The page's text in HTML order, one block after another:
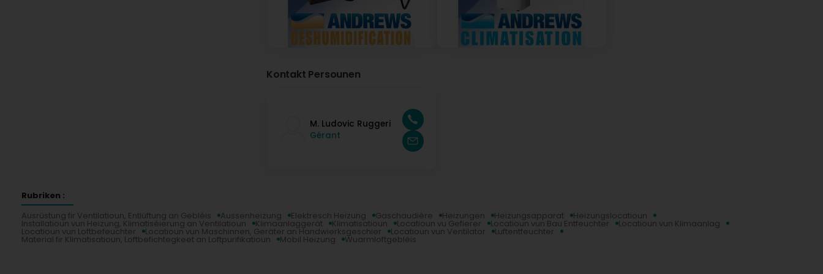
Hochleistung Klimaanlage
Ventilation
Industrielle Ventilatoren
Luftentfeuchtung
Kondensationstrockner mieten
Kontakt Persounen
M. Ludovic Ruggeri
Gérant
Rubriken :
Ausrüstung fir Ventilatioun, Entlüftung an Gebléis
Aussenheizung Elektresch Heizung Gaschaudière Heizungen Heizungsapparat Heizungslocatioun
Installatioun vun Heizung, Klimatiséierung an Ventilatioun Klimaanlaggerät Klimatisatioun Locatioun vu Gefierer Locatioun vun Bau Entfeuchter Locatioun vun Klimaanlag
Locatioun vun Loftbefeuchter Locatioun vun Maschinnen, Geräter an Handwierksgeschier Locatioun vun Ventilator Luftentfeuchter
Material fir Klimatisatioun, Loftbefichtegkeet an Loftpurifikatioun Mobil Heizung Wuarmloftgebléis